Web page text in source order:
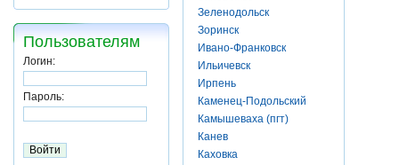
Пользователям
Логин:
Пароль:
Зеленодольск
Зоринск
Ивано-Франковск
Ильичевск
Ирпень
Каменец-Подольский
Камышеваха (пгт)
Канев
Каховка